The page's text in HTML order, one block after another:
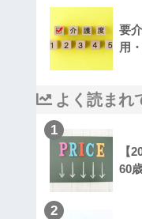
要
用
よく読まれ
1
【
60
2